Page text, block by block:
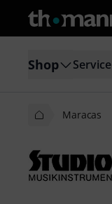
Shop Service
Maracas